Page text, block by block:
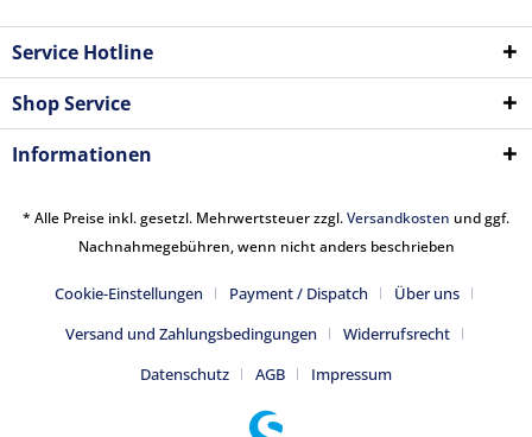
Service Hotline
Shop Service
Informationen
* Alle Preise inkl. gesetzl. Mehrwertsteuer zzgl.Versandkosten und ggf.
Nachnahmegebühren, wenn nicht anders beschrieben
Cookie-Einstellungen Payment / Dispatch
Über uns
Versand und Zahlungsbedingungen
Widerrufsrecht
Datenschutz
AGB Impressum